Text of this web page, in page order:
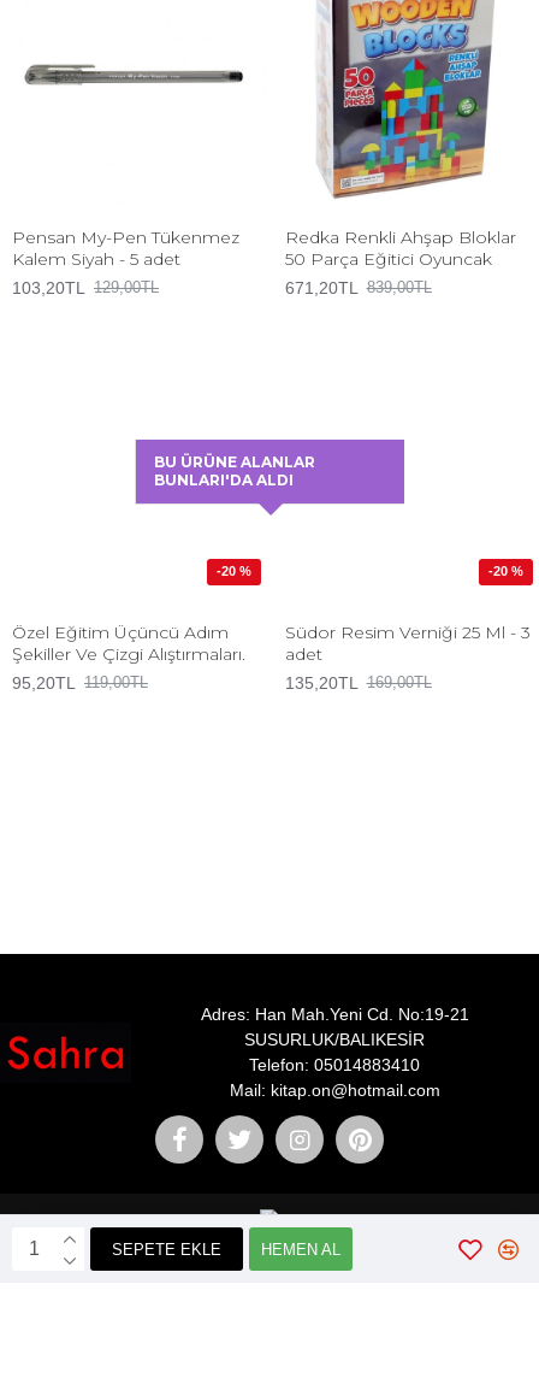
SEPETE EKLE HEMEN AL
Pensan My-Pen Tükenmez
Kalem Siyah - 5 adet
103,20TL 129,00TL
Redka Renkli Ahşap Bloklar
50 Parça Eğitici Oyuncak
671,20TL 839,00TL
BU ÜRÜNE ALANLAR
BUNLARI'DA ALDI
-20 %
Özel Eğitim Üçüncü Adım
Şekiller Ve Çizgi Alıştırmaları.
95,20TL 119,00TL
-20 %
Südor Resim Verniği 25 Ml - 3
adet
135,20TL 169,00TL
Adres: Han Mah.Yeni Cd. No:19-21
SUSURLUK/BALIKESİR
Telefon: 05014883410
Mail: kitap.on@hotmail.com